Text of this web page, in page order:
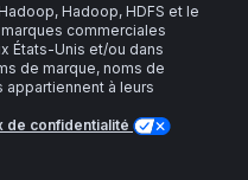
Hadoop, HDFS et le
commerciales
États-Unis et/ou dans
de marque, noms de
à leurs
de confidentialité